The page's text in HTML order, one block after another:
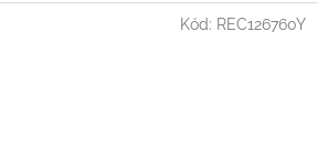
Kód: REC126760Y